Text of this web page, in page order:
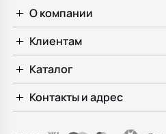
О компании
Клиентам
Каталог
Контакты и адрес